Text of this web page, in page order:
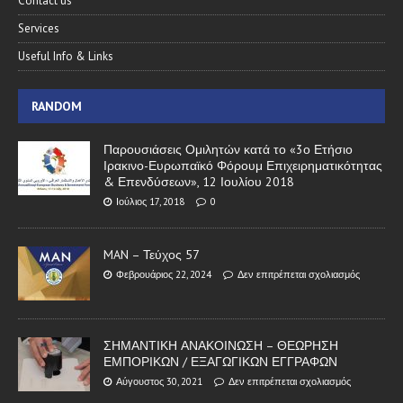
Services
Useful Info & Links
RANDOM
Παρουσιάσεις Ομιλητών κατά το «3ο Ετήσιο
Ιρακινο-Ευρωπαϊκό Φόρουμ Επιχειρηματικότητας
& Επενδύσεων», 12 Ιουλίου 2018
Ιούλιος 17, 2018 0
MAN – Τεύχος 57
Φεβρουάριος 22, 2024 Δεν επιτρέπεται σχολιασμός
ΣΗΜΑΝΤΙΚΗ ΑΝΑΚΟΙΝΩΣΗ – ΘΕΩΡΗΣΗ
ΕΜΠΟΡΙΚΩΝ / ΕΞΑΓΩΓΙΚΩΝ ΕΓΓΡΑΦΩΝ
Αύγουστος 30, 2021 Δεν επιτρέπεται σχολιασμός